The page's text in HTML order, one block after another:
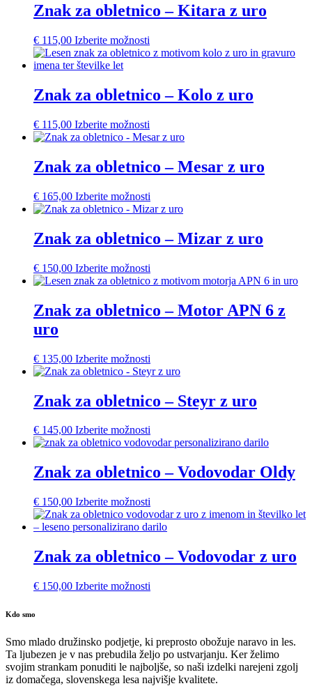
Znak za obletnico – Kitara z uro
€ 115,00 Izberite možnosti
Znak za obletnico – Kolo z uro
€ 115,00 Izberite možnosti
Znak za obletnico – Mesar z uro
€ 165,00 Izberite možnosti
Znak za obletnico – Mizar z uro
€ 150,00 Izberite možnosti
Znak za obletnico – Motor APN 6 z
uro
€ 135,00 Izberite možnosti
Znak za obletnico – Steyr z uro
€ 145,00 Izberite možnosti
Znak za obletnico – Vodovodar Oldy
€ 150,00 Izberite možnosti
Znak za obletnico – Vodovodar z uro
€ 150,00 Izberite možnosti
Kdo smo
Smo mlado družinsko podjetje, ki preprosto obožuje naravo in les.
Ta ljubezen je v nas prebudila željo po ustvarjanju. Ker želimo
svojim strankam ponuditi le najboljše, so naši izdelki narejeni zgolj
iz domačega, slovenskega lesa najvišje kvalitete.